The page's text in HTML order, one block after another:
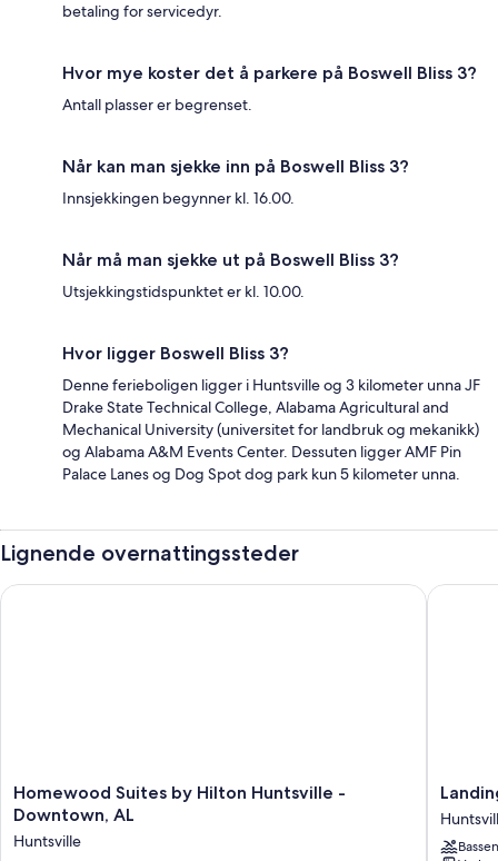
betaling for servicedyr.
Hvor mye koster det å parkere på Boswell Bliss 3?
Antall plasser er begrenset.
Når kan man sjekke inn på Boswell Bliss 3?
Innsjekkingen begynner kl. 16.00.
Når må man sjekke ut på Boswell Bliss 3?
Utsjekkingstidspunktet er kl. 10.00.
Hvor ligger Boswell Bliss 3?
Denne ferieboligen ligger i Huntsville og 3 kilometer unna JF
Drake State Technical College, Alabama Agricultural and
Mechanical University (universitet for landbruk og mekanikk)
og Alabama A&M Events Center. Dessuten ligger AMF Pin
Palace Lanes og Dog Spot dog park kun 5 kilometer unna.
Lignende overnattingssteder
Homewood
Suites
Hilton
Homewood Suites by Hilton Huntsville -
Downtown, AL
Huntsville
Homewood Suites by Hilton Huntsville - Downtown, AL
Landing
Dry
Creek
Landing